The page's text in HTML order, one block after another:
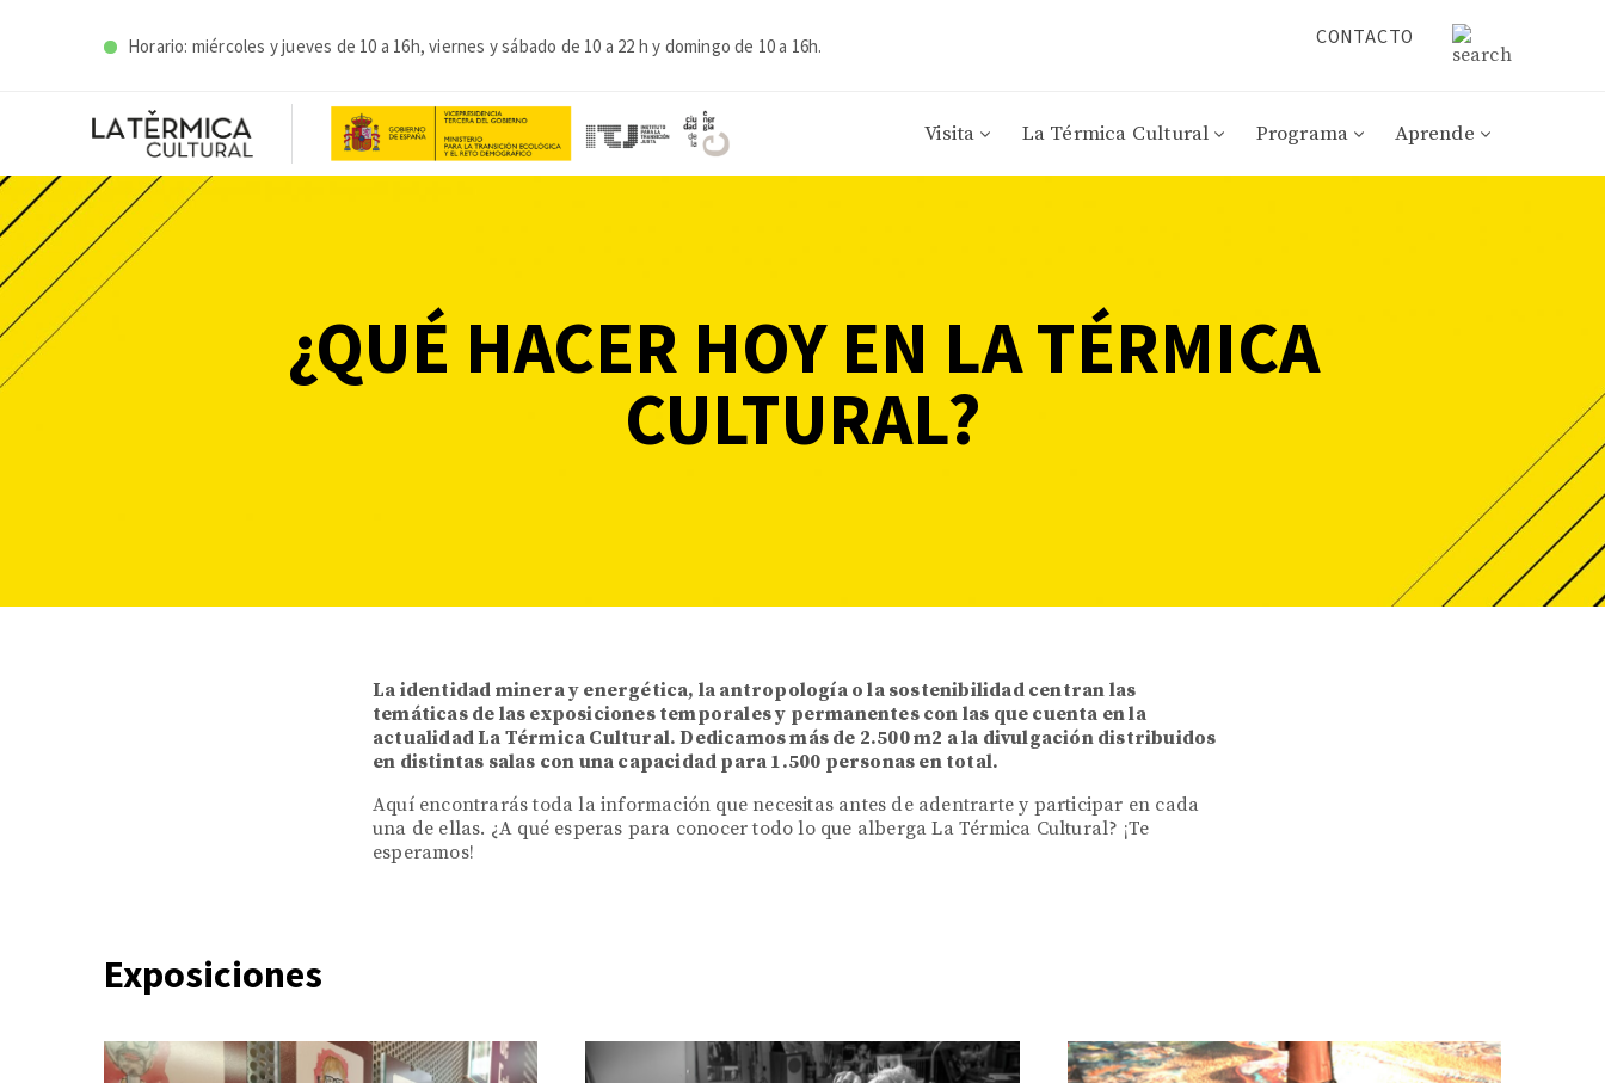
Horario: miércoles y jueves de 10 a 16h, viernes y sábado de 10 a 22 h y domingo de 10 a 16h. CONTACTO
Visita La Térmica Cultural Programa Aprende
¿QUÉ HACER HOY EN LA TÉRMICA
CULTURAL?
La identidad minera y energética, la antropología o la sostenibilidad centran las
temáticas de las exposiciones temporales y permanentes con las que cuenta en la
actualidad La Térmica Cultural. Dedicamos más de 2.500 m2 a la divulgación distribuidos
en distintas salas con una capacidad para 1.500 personas en total.
Aquí encontrarás toda la información que necesitas antes de adentrarte y participar en cada
una de ellas. ¿A qué esperas para conocer todo lo que alberga La Térmica Cultural? ¡Te
esperamos!
Exposiciones